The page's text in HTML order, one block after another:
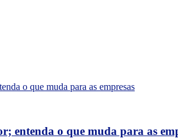
entenda o que muda para as